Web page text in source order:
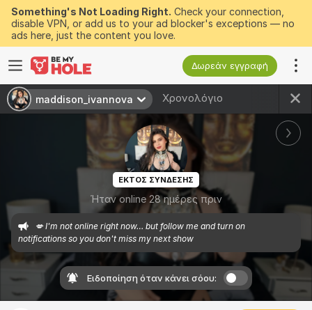
Something's Not Loading Right. Check your connection,
disable VPN, or add us to your ad blocker's exceptions — no
ads here, just the content you love.
Δωρεάν εγγραφή
maddison_ivannova Χρονολόγιο
ΕΚΤΟΣ ΣΥΝΔΕΣΗΣ
Ήταν online 28 ημέρες πριν
💋 I'm not online right now… but follow me and turn on
notifications so you don't miss my next show
Ειδοποίηση όταν κάνει σόου: